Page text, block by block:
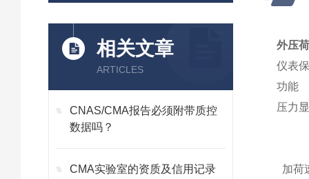
相关文章
ARTICLES
CNAS/CMA报告必须附带质控
数据吗？
CMA实验室的资质及信用记录
外压
仪表
功能
压力
加荷